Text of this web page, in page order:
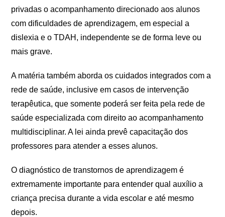
privadas o acompanhamento direcionado aos alunos
com dificuldades de aprendizagem, em especial a
dislexia e o TDAH, independente se de forma leve ou
mais grave.
A matéria também aborda os cuidados integrados com a
rede de saúde, inclusive em casos de intervenção
terapêutica, que somente poderá ser feita pela rede de
saúde especializada com direito ao acompanhamento
multidisciplinar. A lei ainda prevê capacitação dos
professores para atender a esses alunos.
O diagnóstico de transtornos de aprendizagem é
extremamente importante para entender qual auxílio a
criança precisa durante a vida escolar e até mesmo
depois.